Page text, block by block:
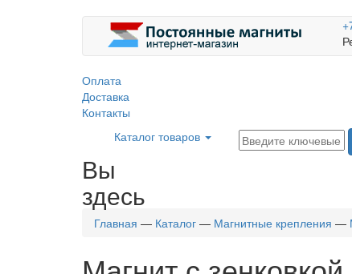
Оплата
Доставка
Контакты
Каталог товаров
Вы
здесь
Главная — Каталог — Магнитные крепления —